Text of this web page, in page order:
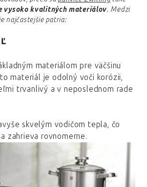
vysoko kvalitných materiálov. Medzi
najčastejšie patria:
materiálom pre väčšinu
materiál je odolný voči korózii,
trvanlivý a v neposlednom rade
skvelým vodičom tepla, čo
zahrieva rovnomerne.